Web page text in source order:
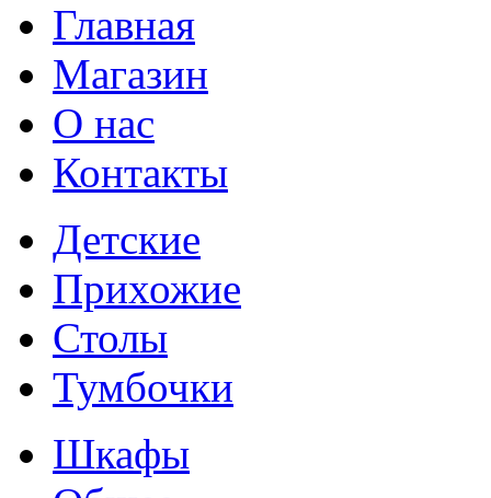
Главная
Магазин
О нас
Контакты
Детские
Прихожие
Столы
Тумбочки
Шкафы